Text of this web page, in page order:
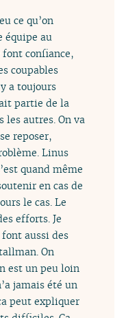
ce qu’on
équipe au
confiance,
coupables
a toujours
partie de la
les autres. On va
reposer,
Linus
quand même
en cas de
le cas. Le
efforts. Je
aussi des
On
est un peu loin
jamais été un
peut expliquer